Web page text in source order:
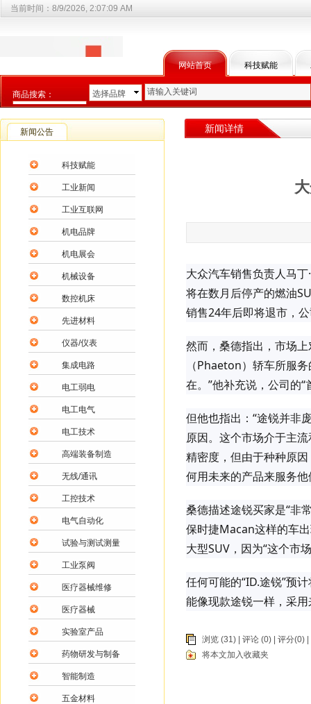
网站首页 科技赋能
当前时间： 8/9/2026, 2:07:09 AM
商品搜索：
选择商品分类
选择品牌
大众汽车销售负责人马
将在数月后停产的燃油
销售24年后即将退市，
然而，桑德指出，市场
（Phaeton）轿车所服
在。”他补充说，公司的
但他也指出：“途锐并非
原因。这个市场介于主
精密度，但由于种种原
何用未来的产品来服务他
桑德描述途锐买家是“非
保时捷Macan这样的车
大型SUV，因为“这个市
任何可能的“ID.途锐”预
能像现款途锐一样，采
浏览 (31) | 评论 (0) | 评分(0) |
将本文加入收藏夹
新闻公告
科技赋能
工业新闻
工业互联网
机电品牌
机电展会
机械设备
数控机床
先进材料
仪器/仪表
集成电路
电工弱电
电工电气
电工技术
高端装备制造
无线/通讯
工控技术
电气自动化
试验与测试测量
工业泵阀
医疗器械维修
医疗器械
实验室产品
药物研发与制备
智能制造
五金材料
新闻详情